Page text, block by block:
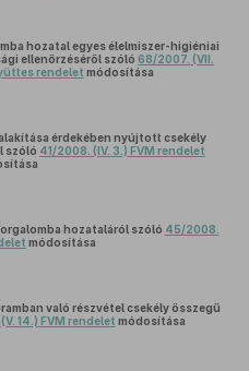
hozatal egyes élelmiszer-higiéniai
ellenőrzéséről szóló 68/2007. (VII.
rendelet módosítása
érdekében nyújtott csekély
szóló 41/2008. (IV. 3.) FVM rendelet
hozataláról szóló 45/2008.
módosítása
való részvétel csekély összegű
14.) FVM rendelet módosítása